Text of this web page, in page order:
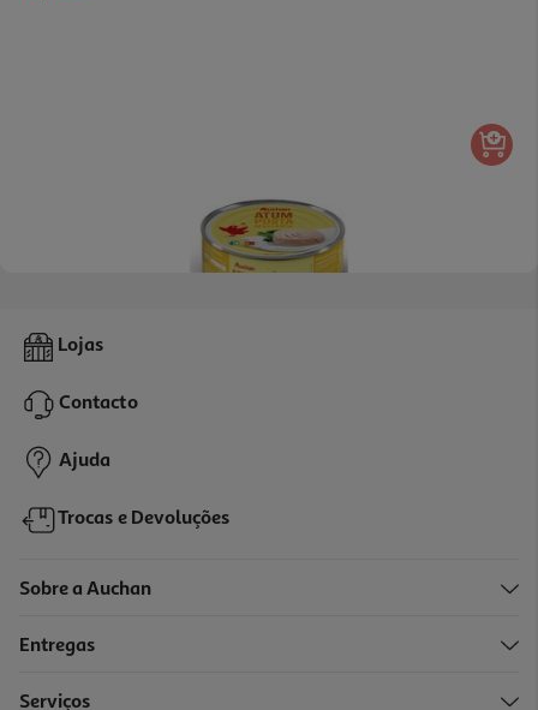
Atum Posta Auchan Em Óleo 385 (250)g
2,65 €
Lojas
Contacto
Ajuda
Trocas e Devoluções
Sobre a Auchan
Entregas
Serviços